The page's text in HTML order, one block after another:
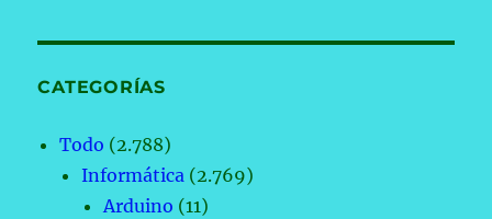
CATEGORÍAS
Todo (2.788)
Informática (2.769)
Arduino (11)